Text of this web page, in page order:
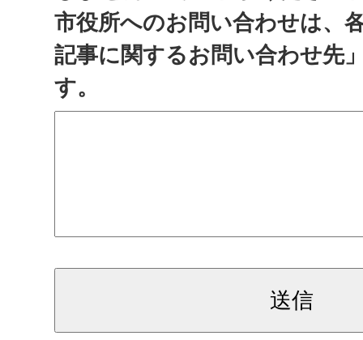
市役所へのお問い合わせは、
記事に関するお問い合わせ先
す。